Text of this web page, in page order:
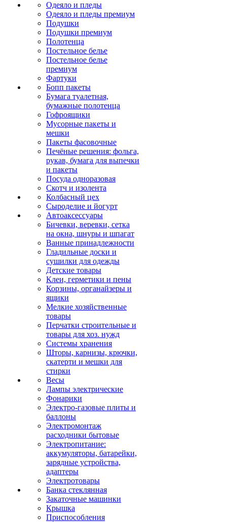
Одеяло и пледы
Одеяло и пледы премиум
Подушки
Подушки премиум
Полотенца
Постельное белье
Постельное белье
премиум
Фартуки
Бопп пакеты
Бумага туалетная,
бумажные полотенца
Гофроящики
Мусорные пакеты и
мешки
Пакеты фасовочные
Печёные решения: фольга,
рукав, бумага для выпечки
и пакеты
Посуда одноразовая
Скотч и изолента
Колбасный цех
Сыроделие и йогурт
Автоаксессуары
Бичевки, веревки, сетка
на окна, шнуры и шпагат
Ванные принадлежности
Гладильные доски и
сушилки для одежды
Детские товары
Клеи, герметики и пены
Корзины, органайзеры и
ящики
Мелкие хозяйственные
товары
Перчатки строительные и
товары для хоз. нужд
Системы хранения
Шторы, карнизы, крючки,
скатерти и мешки для
стирки
Весы
Лампы электрические
Фонарики
Электро-газовые плиты и
баллоны
Электромонтаж
расходники бытовые
Электропитание:
аккумуляторы, батарейки,
зарядные устройства,
адаптеры
Электротовары
Банка стеклянная
Закаточные машинки
Крышка
Приспособления